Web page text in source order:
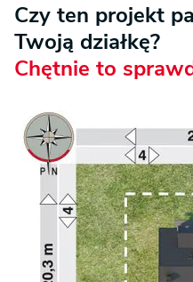
Czy ten projekt
Twoją działkę?
Chętnie to